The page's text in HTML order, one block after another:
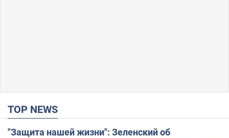
TOP NEWS
"Защита нашей жизни": Зеленский об